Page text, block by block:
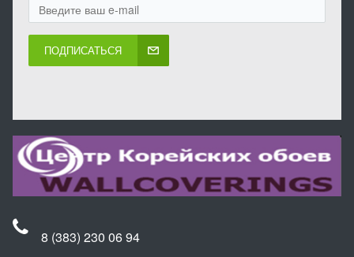
ПОДПИСАТЬСЯ
8 (383) 230 06 94